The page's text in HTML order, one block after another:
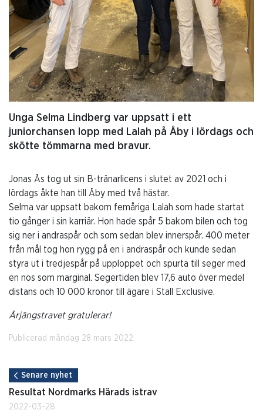
Unga Selma Lindberg var uppsatt i ett
juniorchansen lopp med Lalah på Åby i lördags och
skötte tömmarna med bravur.
Jonas Ås tog ut sin B-tränarlicens i slutet av 2021 och i
lördags åkte han till Åby med två hästar.
Selma var uppsatt bakom femåriga Lalah som hade startat
tio gånger i sin karriär. Hon hade spår 5 bakom bilen och tog
sig ner i andraspår och som sedan blev innerspår. 400 meter
från mål tog hon rygg på en i andraspår och kunde sedan
styra ut i tredjespår på upploppet och spurta till seger med
en nos som marginal. Segertiden blev 17,6 auto över medel
distans och 10 000 kronor till ägare i Stall Exclusive.
Årjängstravet gratulerar!
Publicerad måndag 28 mars 2022.
Senare nyhet
Resultat Nordmarks Härads istrav
2022-03-28